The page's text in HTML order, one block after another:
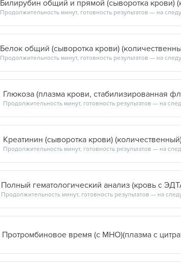
Билирубин общий и прямой (сыворотка крови)
Белок общий (сыворотка крови)
Креатинин (сыворотка крови)
Полный гематологический анализ (кровь с